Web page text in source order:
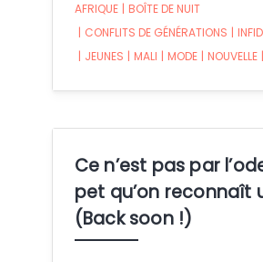
AFRIQUE | BOÎTE DE NUIT
| CONFLITS DE GÉNÉRATIONS |
| JEUNES | MALI | MODE | NOUVELLE |
Ce n’est pas par
pet qu’on reconnaît
(Back soon !)